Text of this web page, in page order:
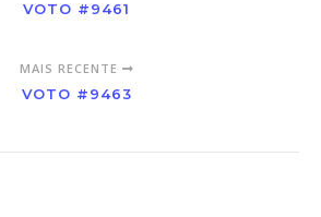
VOTO #9461
MAIS RECENTE
VOTO #9463